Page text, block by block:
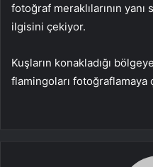
fotoğraf meraklılarının
ilgisini çekiyor.
Kuşların konakladığı
flamingoları fotoğraflamaya